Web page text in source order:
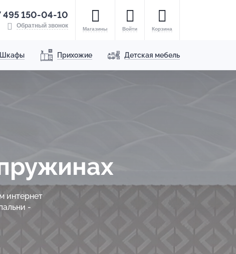
495 150-04-10
Обратный звонок Магазины Войти Корзина
Шкафы Прихожие Детская мебель
интернет
-